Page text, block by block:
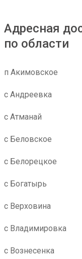
Адресная
по области
п Акимовское
с Андреевка
с Атманай
с Беловское
с Белорецкое
с Богатырь
с Верховина
с Владимировка
с Вознесенка